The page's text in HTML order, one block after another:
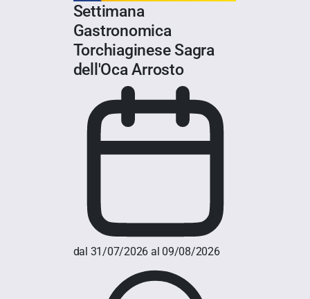
Settimana
Gastronomica
Torchiaginese Sagra
dell'Oca Arrosto
dal 31/07/2026 al 09/08/2026